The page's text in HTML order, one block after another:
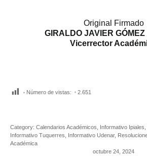
Original Firmado
GIRALDO JAVIER
Vicerrector
Número de vistas: 2.651
Category: Calendarios Académicos Informativo Ipiales
Informativo Tuquerres
Informativo Udenar,
Académica
octubre 24, 2024